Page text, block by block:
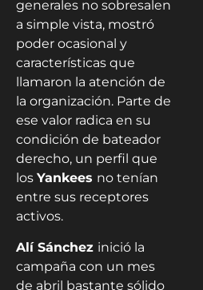
generales no sobresalen
a simple vista, mostró
poder ocasional y
características que
llamaron la atención de
la organización. Parte de
ese valor radica en su
condición de bateador
derecho, un perfil que
los Yankees no tenían
entre sus receptores
activos.
Alí Sánchez inició la
campaña con un mes
de abril bastante sólido